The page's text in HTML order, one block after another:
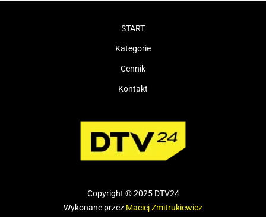
START
Kategorie
Cennik
Kontakt
Copyright © 2025 DTV24
Wykonane przez Maciej Zmitrukiewicz